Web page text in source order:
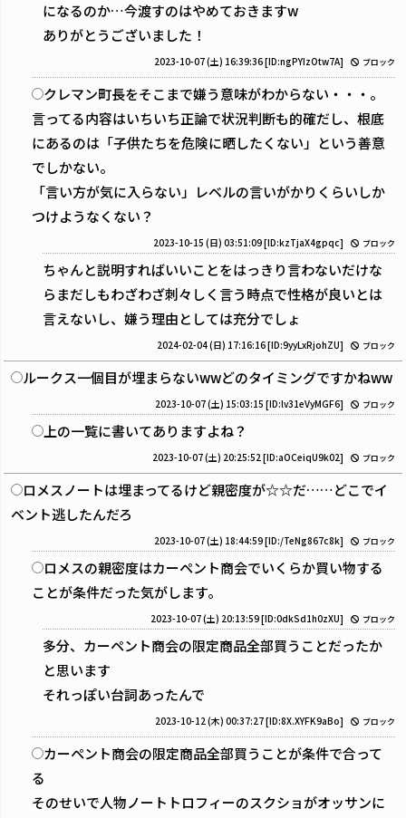
になるのか…今渡すのはやめておきますw
ありがとうございました！
2023-10-07 (土) 16:39:36[ID:ngPYIzOtw7A] ブロック
クレマン町長をそこまで嫌う意味がわからない・・・。
言ってる内容はいちいち正論で状況判断も的確だし、根底
にあるのは「子供たちを危険に晒したくない」という善意
でしかない。
「言い方が気に入らない」レベルの言いがかりくらいしか
つけようなくない？
2023-10-15 (日) 03:51:09[ID:kzTjaX4gpqc] ブロック
ちゃんと説明すればいいことをはっきり言わないだけな
らまだしもわざわざ刺々しく言う時点で性格が良いとは
言えないし、嫌う理由としては充分でしょ
2024-02-04 (日) 17:16:16[ID:9yyLxRjohZU] ブロック
ルークス一個目が埋まらないwwどのタイミングですかねww
2023-10-07 (土) 15:03:15 [ID:lv31eVyMGF6] ブロック
上の一覧に書いてありますよね？
2023-10-07 (土) 20:25:52[ID:aOCeiqU9k02] ブロック
ロメスノートは埋まってるけど親密度が☆☆だ……どこでイ
ベント逃したんだろ
2023-10-07 (土) 18:44:59[ID:/TeNg867c8k] ブロック
ロメスの親密度はカーペント商会でいくらか買い物する
ことが条件だった気がします。
2023-10-07 (土) 20:13:59[ID:0dkSd1h0zXU] ブロック
多分、カーペント商会の限定商品全部買うことだったか
と思います
それっぽい台詞あったんで
2023-10-12 (木) 00:37:27[ID:8X.XYFK9aBo] ブロック
カーペント商会の限定商品全部買うことが条件で合って
る
そのせいで人物ノートトロフィーのスクショがオッサンに